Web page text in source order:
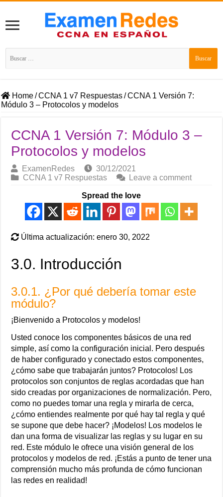
Buscar:
Home/CCNA 1 v7 Respuestas/CCNA 1 Versión 7:
Módulo 3 – Protocolos y modelos
CCNA 1 Versión 7: Módulo 3 –
Protocolos y modelos
ExamenRedes
30/12/2021
CCNA 1 v7 Respuestas
Leave a comment
Spread the love
Última actualización: enero 30, 2022
3.0. Introducción
3.0.1. ¿Por qué debería tomar este
módulo?
¡Bienvenido a Protocolos y modelos!
Usted conoce los componentes básicos de una red
simple, así como la configuración inicial. Pero después
de haber configurado y conectado estos componentes,
¿cómo sabe que trabajarán juntos? Protocolos! Los
protocolos son conjuntos de reglas acordadas que han
sido creadas por organizaciones de normalización. Pero,
como no puedes tomar una regla y mirarla de cerca,
¿cómo entiendes realmente por qué hay tal regla y qué
se supone que debe hacer? ¡Modelos! Los modelos le
dan una forma de visualizar las reglas y su lugar en su
red. Este módulo le ofrece una visión general de los
protocolos y modelos de red. ¡Estás a punto de tener una
comprensión mucho más profunda de cómo funcionan
las redes en realidad!